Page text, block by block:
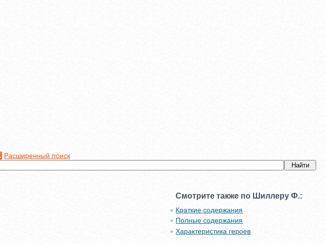
Расширенный поиск
Смотрите также по Шиллеру Ф.:
Краткие содержания
Полные содержания
Характеристика героев